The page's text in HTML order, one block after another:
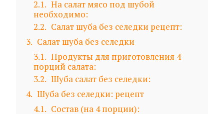
2.1
На салат мясо под шубой
необходимо:
2.2
Салат шуба без селедки рецепт:
3
Салат шуба без селедки
3.1
Продукты для приготовления 4
порций салата:
3.2
Шуба салат без селедки:
4 Шуба без селедки: рецепт
4.1
Состав (на 4 порции):